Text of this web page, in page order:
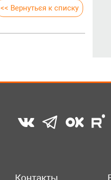
<< Вернуться к списку